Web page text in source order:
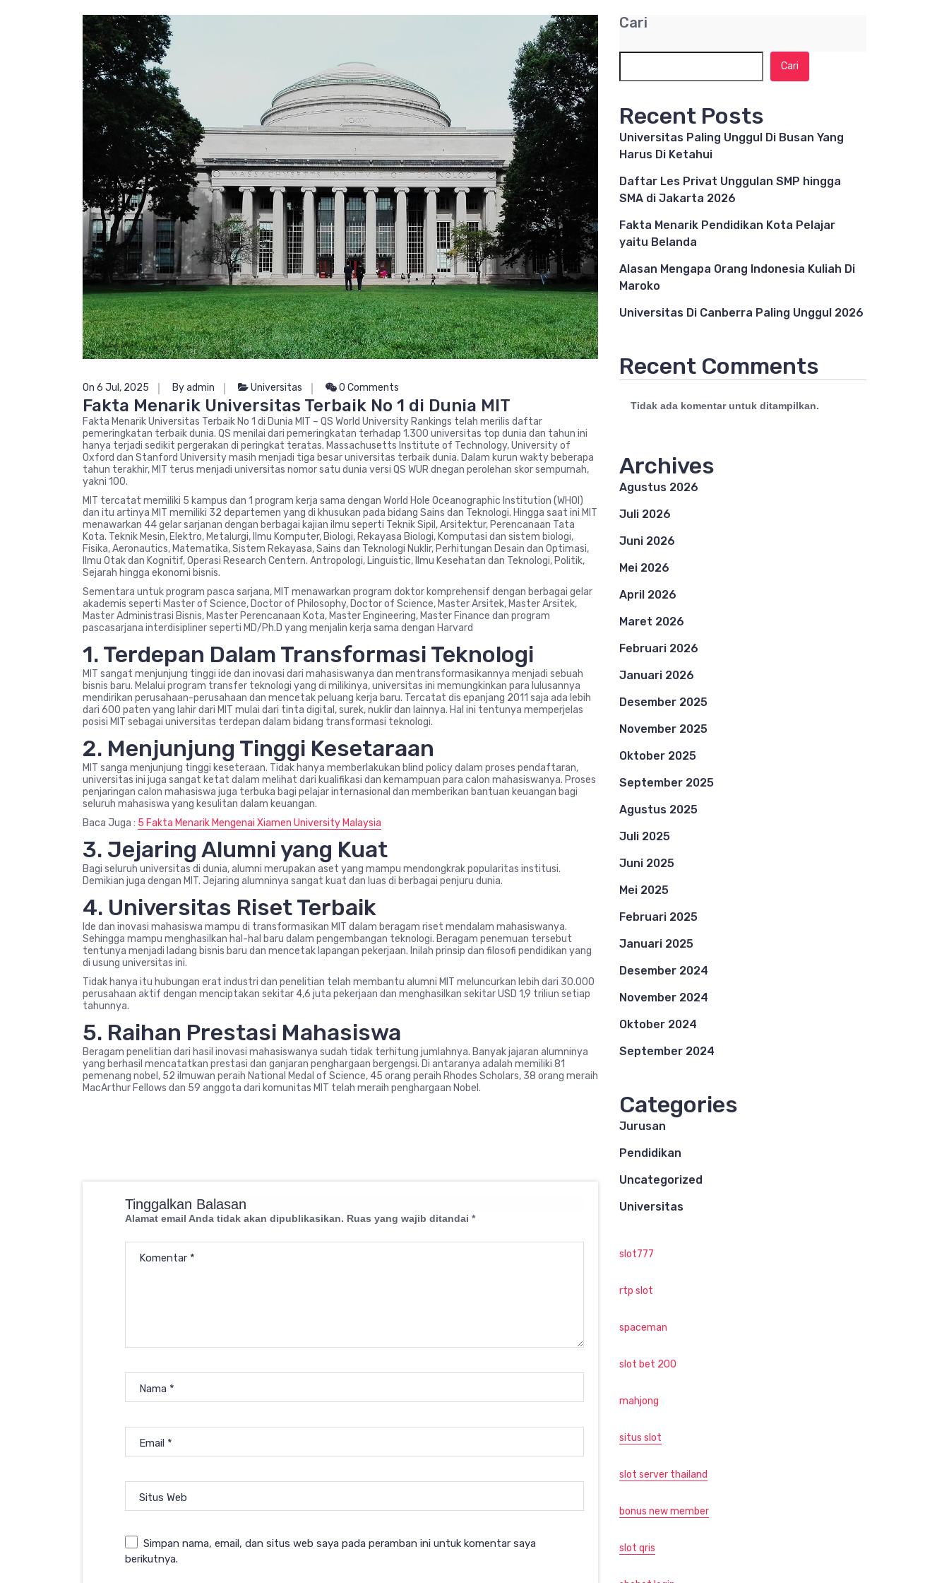
On 6 Jul, 2025 By admin Universitas 0 Comments
Fakta Menarik Universitas Terbaik No 1 di Dunia MIT
Fakta Menarik Universitas Terbaik No 1 di Dunia MIT – QS World University Rankings telah merilis daftar
pemeringkatan terbaik dunia. QS menilai dari pemeringkatan terhadap 1.300 universitas top dunia dan tahun ini
hanya terjadi sedikit pergerakan di peringkat teratas. Massachusetts Institute of Technology, University of
Oxford dan Stanford University masih menjadi tiga besar universitas terbaik dunia. Dalam kurun wakty beberapa
tahun terakhir, MIT terus menjadi universitas nomor satu dunia versi QS WUR dnegan perolehan skor sempurnah,
yakni 100.
MIT tercatat memiliki 5 kampus dan 1 program kerja sama dengan World Hole Oceanographic Institution (WHOI)
dan itu artinya MIT memiliki 32 departemen yang di khusukan pada bidang Sains dan Teknologi. Hingga saat ini MIT
menawarkan 44 gelar sarjanan dengan berbagai kajian ilmu seperti Teknik Sipil, Arsitektur, Perencanaan Tata
Kota. Teknik Mesin, Elektro, Metalurgi, Ilmu Komputer, Biologi, Rekayasa Biologi, Komputasi dan sistem biologi,
Fisika, Aeronautics, Matematika, Sistem Rekayasa, Sains dan Teknologi Nuklir, Perhitungan Desain dan Optimasi,
Ilmu Otak dan Kognitif, Operasi Research Centern. Antropologi, Linguistic, Ilmu Kesehatan dan Teknologi, Politik,
Sejarah hingga ekonomi bisnis.
Sementara untuk program pasca sarjana, MIT menawarkan program doktor komprehensif dengan berbagai gelar
akademis seperti Master of Science, Doctor of Philosophy, Doctor of Science, Master Arsitek, Master Arsitek,
Master Administrasi Bisnis, Master Perencanaan Kota, Master Engineering, Master Finance dan program
pascasarjana interdisipliner seperti MD/Ph.D yang menjalin kerja sama dengan Harvard
1. Terdepan Dalam Transformasi Teknologi
MIT sangat menjunjung tinggi ide dan inovasi dari mahasiswanya dan mentransformasikannya menjadi sebuah
bisnis baru. Melalui program transfer teknologi yang di milikinya, universitas ini memungkinkan para lulusannya
mendirikan perusahaan-perusahaan dan mencetak peluang kerja baru. Tercatat dis epanjang 2011 saja ada lebih
dari 600 paten yang lahir dari MIT mulai dari tinta digital, surek, nuklir dan lainnya. Hal ini tentunya memperjelas
posisi MIT sebagai universitas terdepan dalam bidang transformasi teknologi.
2. Menjunjung Tinggi Kesetaraan
MIT sanga menjunjung tinggi keseteraan. Tidak hanya memberlakukan blind policy dalam proses pendaftaran,
universitas ini juga sangat ketat dalam melihat dari kualifikasi dan kemampuan para calon mahasiswanya. Proses
penjaringan calon mahasiswa juga terbuka bagi pelajar internasional dan memberikan bantuan keuangan bagi
seluruh mahasiswa yang kesulitan dalam keuangan.
Baca Juga : 5 Fakta Menarik Mengenai Xiamen University Malaysia
3. Jejaring Alumni yang Kuat
Bagi seluruh universitas di dunia, alumni merupakan aset yang mampu mendongkrak popularitas institusi.
Demikian juga dengan MIT. Jejaring alumninya sangat kuat dan luas di berbagai penjuru dunia.
4. Universitas Riset Terbaik
Ide dan inovasi mahasiswa mampu di transformasikan MIT dalam beragam riset mendalam mahasiswanya.
Sehingga mampu menghasilkan hal-hal baru dalam pengembangan teknologi. Beragam penemuan tersebut
tentunya menjadi ladang bisnis baru dan mencetak lapangan pekerjaan. Inilah prinsip dan filosofi pendidikan yang
di usung universitas ini.
Tidak hanya itu hubungan erat industri dan penelitian telah membantu alumni MIT meluncurkan lebih dari 30.000
perusahaan aktif dengan menciptakan sekitar 4,6 juta pekerjaan dan menghasilkan sekitar USD 1,9 triliun setiap
tahunnya.
5. Raihan Prestasi Mahasiswa
Beragam penelitian dari hasil inovasi mahasiswanya sudah tidak terhitung jumlahnya. Banyak jajaran alumninya
yang berhasil mencatatkan prestasi dan ganjaran penghargaan bergengsi. Di antaranya adalah memiliki 81
pemenang nobel, 52 ilmuwan peraih National Medal of Science, 45 orang peraih Rhodes Scholars, 38 orang meraih
MacArthur Fellows dan 59 anggota dari komunitas MIT telah meraih penghargaan Nobel.
Tinggalkan Balasan
Alamat email Anda tidak akan dipublikasikan. Ruas yang wajib ditandai *
Komentar *
Nama *
Email *
Situs Web
Simpan nama, email, dan situs web saya pada peramban ini untuk komentar saya
berikutnya.
Cari
Cari
Recent Posts
Universitas Paling Unggul Di Busan Yang
Harus Di Ketahui
Daftar Les Privat Unggulan SMP hingga
SMA di Jakarta 2026
Fakta Menarik Pendidikan Kota Pelajar
yaitu Belanda
Alasan Mengapa Orang Indonesia Kuliah Di
Maroko
Universitas Di Canberra Paling Unggul 2026
Recent Comments
Tidak ada komentar untuk ditampilkan.
Archives
Agustus 2026
Juli 2026
Juni 2026
Mei 2026
April 2026
Maret 2026
Februari 2026
Januari 2026
Desember 2025
November 2025
Oktober 2025
September 2025
Agustus 2025
Juli 2025
Juni 2025
Mei 2025
Februari 2025
Januari 2025
Desember 2024
November 2024
Oktober 2024
September 2024
Categories
Jurusan
Pendidikan
Uncategorized
Universitas
slot777
rtp slot
spaceman
slot bet 200
mahjong
situs slot
slot server thailand
bonus new member
slot qris